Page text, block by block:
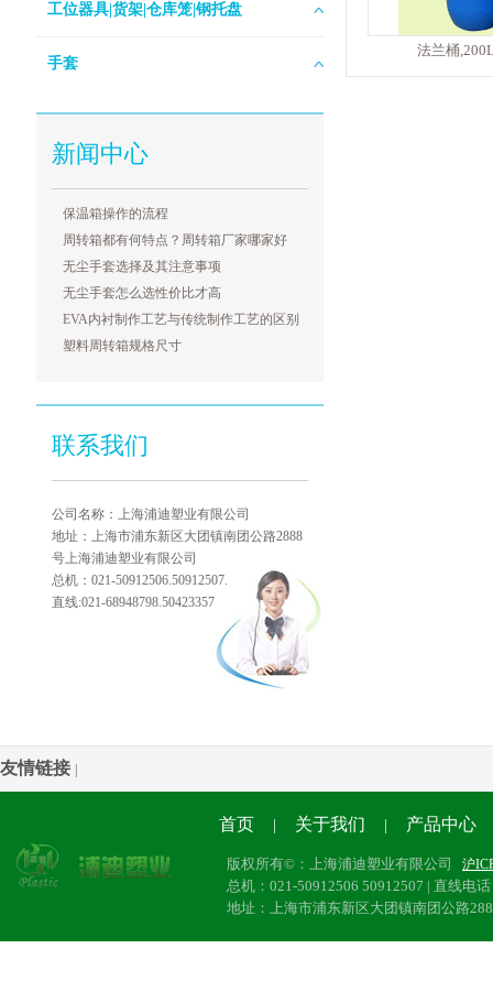
工位器具|货架|仓库笼|钢托盘
手套
新闻中心
保温箱操作的流程
周转箱都有何特点？周转箱厂家哪家好
无尘手套选择及其注意事项
无尘手套怎么选性价比才高
EVA内衬制作工艺与传统制作工艺的区别
塑料周转箱规格尺寸
联系我们
公司名称：上海浦迪塑业有限公司
地址：上海市浦东新区大团镇南团公路2888
号上海浦迪塑业有限公司
总机：021-50912506.50912507.
直线:021-68948798.50423357
法兰桶
友情链接
首页 关于我们 产品中心
版权所有©：上海浦迪塑业有限公司 沪
总机：021-50912506 50912507 | 直线电
地址：上海市浦东新区大团镇南团公路